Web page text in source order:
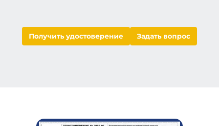
Получить удостоверение Задать вопрос